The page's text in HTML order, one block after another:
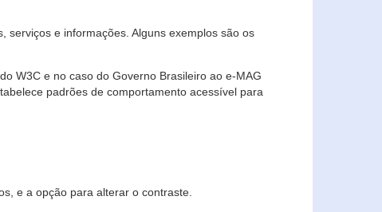
serviços e informações. Alguns exemplos são os
W3C e no caso do Governo Brasileiro ao e-MAG
padrões de comportamento acessível para
e a opção para alterar o contraste.